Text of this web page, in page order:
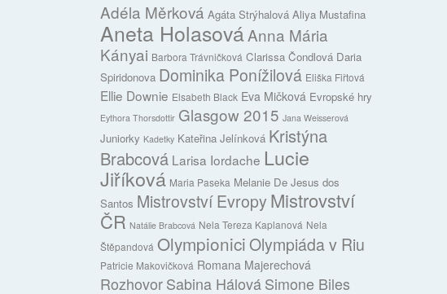
Adéla Měrková Agáta Strýhalová Aliya Mustafina
Aneta HolasováAnna Mária
Kányai Barbora Trávničková Clarissa Čondlová Daria
Spiridonova Dominika Ponížilová Eliška Fiřtová
Ellie Downie Elsabeth Black Eva Mičková Evropské hry
Eythora Thorsdottir Glasgow 2015 Jana Weisserová
Juniorky Kadetky Kateřina Jelínková Kristýna
Brabcová Larisa Iordache Lucie
Jiříková Maria Paseka Melanie De Jesus dos
Santos Mistrovství Evropy Mistrovství
ČR Natálie Brabcová Nela Tereza Kaplanová Nela
Štěpandová OlympioniciOlympiáda v Riu
Patricie Makovičková Romana Majerechová
RozhovorSabina HálováSimone Biles